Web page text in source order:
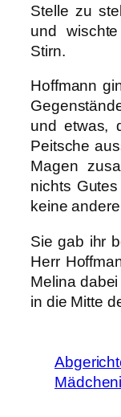
Stelle zu
und
Stirn.
Hoffmann
und etwas,
Peitsche
Magen
nichts
keine
Sie gab ihr
Herr
Melina
in die Mitte